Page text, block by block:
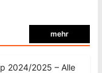
mehr
2024/2025 – Alle